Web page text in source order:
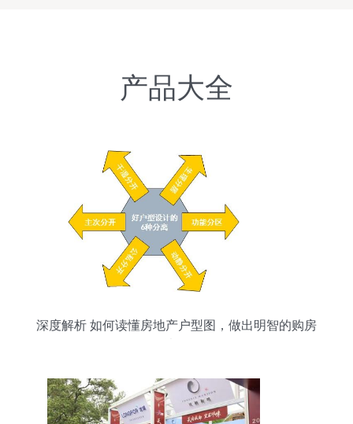
产品大全
深度解析 如何读懂房地产户型图，做出明智的购房